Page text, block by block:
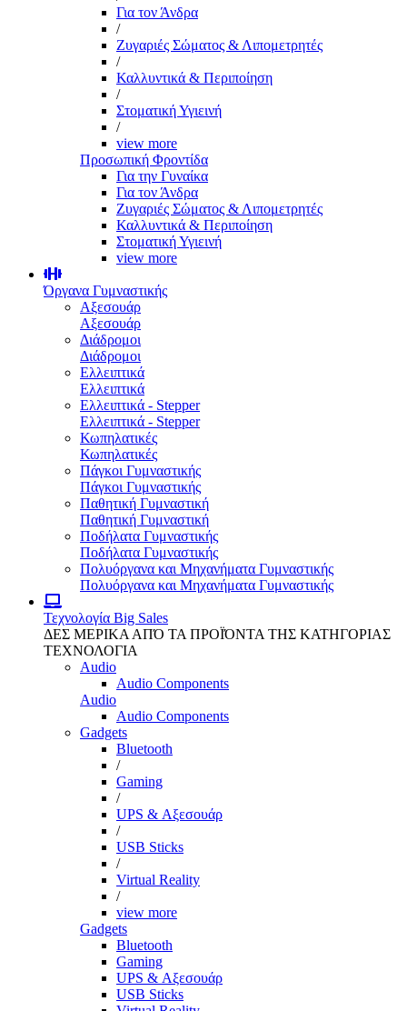
Για τον Άνδρα
/
Ζυγαριές Σώματος & Λιπομετρητές
/
Καλλυντικά & Περιποίηση
/
Στοματική Υγιεινή
/
view more
Προσωπική Φροντίδα
Για την Γυναίκα
Για τον Άνδρα
Ζυγαριές Σώματος & Λιπομετρητές
Καλλυντικά & Περιποίηση
Στοματική Υγιεινή
view more
Όργανα Γυμναστικής
Αξεσουάρ
Αξεσουάρ
Διάδρομοι
Διάδρομοι
Ελλειπτικά
Ελλειπτικά
Ελλειπτικά - Stepper
Ελλειπτικά - Stepper
Κωπηλατικές
Κωπηλατικές
Πάγκοι Γυμναστικής
Πάγκοι Γυμναστικής
Παθητική Γυμναστική
Παθητική Γυμναστική
Ποδήλατα Γυμναστικής
Ποδήλατα Γυμναστικής
Πολυόργανα και Μηχανήματα Γυμναστικής
Πολυόργανα και Μηχανήματα Γυμναστικής
Τεχνολογία Big Sales
ΔΕΣ ΜΕΡΙΚΑ ΑΠΌ ΤΑ ΠΡΟΪΌΝΤΑ ΤΗΣ ΚΑΤΗΓΟΡΙΑΣ
ΤΕΧΝΟΛΟΓΙΑ
Audio
Audio Components
Audio
Audio Components
Gadgets
Bluetooth
/
Gaming
/
UPS & Αξεσουάρ
/
USB Sticks
/
Virtual Reality
/
view more
Gadgets
Bluetooth
Gaming
UPS & Αξεσουάρ
USB Sticks